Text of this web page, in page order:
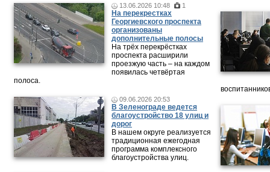
13.06.2026 10:48 1
На перекрестках
Георгиевского проспекта
организованы
дополнительные полосы
На трёх перекрёстках
проспекта расширили
проезжую часть – на каждом
появилась четвёртая
полоса.
09.06.2026 20:53
В Зеленограде ведется
благоустройство 18 улиц и
дорог
В нашем округе реализуется
традиционная ежегодная
программа комплексного
благоустройства улиц.